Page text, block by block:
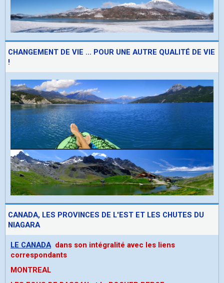
CHANGEMENT DE VIE ... POUR UNE AUTRE QUALITÉ DE VIE
!
CANADA, LES PROVINCES DE L'EST ET LES CHUTES DU
NIAGARA
LE CANADA dans son intégralité avec les liens
correspondants
MONTREAL